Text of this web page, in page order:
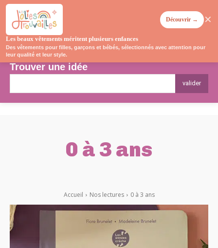
Trouver une idée
valider
0 à 3 ans
Accueil Nos lectures 0 à 3 ans
Les beaux vêtements méritent plusieurs enfances
Des vêtements pour filles, garçons et bébés, sélectionnés avec attention pour
leur qualité et leur style.
Découvrir → ✕